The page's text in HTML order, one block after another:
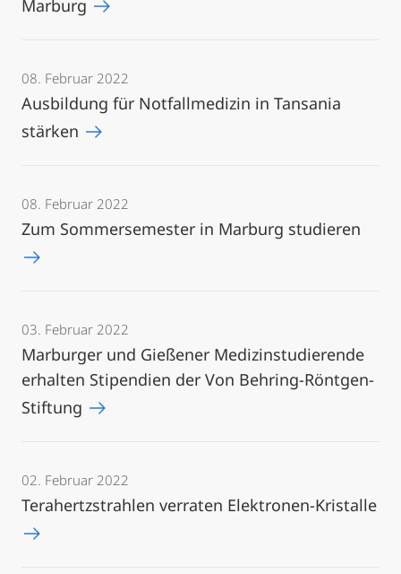
Marburg
08. Februar 2022
Ausbildung für Notfallmedizin in Tansania
stärken
08. Februar 2022
Zum Sommersemester in Marburg studieren
03. Februar 2022
Marburger und Gießener Medizinstudierende
erhalten Stipendien der Von Behring-Röntgen-
Stiftung
02. Februar 2022
Terahertzstrahlen verraten Elektronen-Kristalle